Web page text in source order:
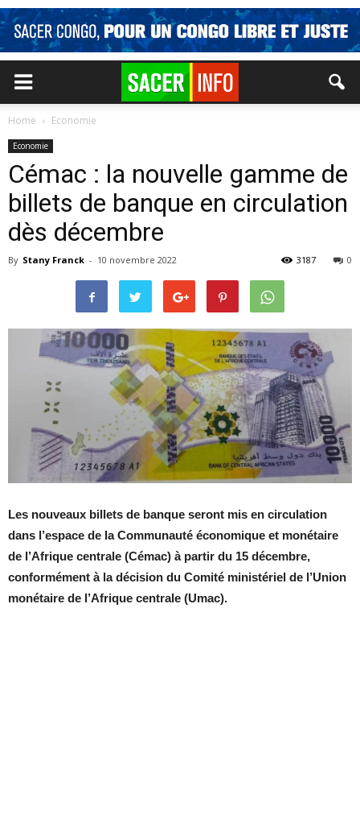
Home Economie
Economie
Cémac : la nouvelle gamme de
billets de banque en circulation
dès décembre
By Stany Franck - 10 novembre 2022 0
3187
Les nouveaux billets de banque seront mis en circulation
dans l’espace de la Communauté économique et monétaire
de l’Afrique centrale (Cémac) à partir du 15 décembre,
conformément à la décision du Comité ministériel de l’Union
monétaire de l’Afrique centrale (Umac).